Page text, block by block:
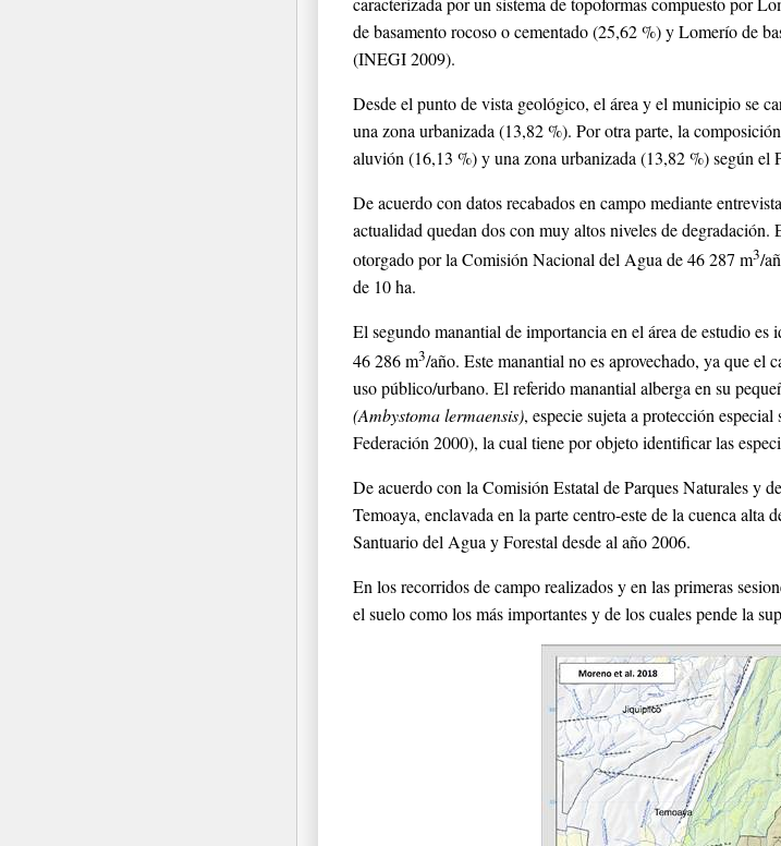
de basamento rocoso o cementado (25,62 %) y Lomerío de
(INEGI 2009).
Desde el punto de vista geológico, el área y el municipio se
una zona urbanizada (13,82 %). Por otra parte, la
aluvión (16,13 %) y una zona urbanizada (13,82 %) según
De acuerdo con datos recabados en campo mediante
actualidad quedan dos con muy altos niveles de
otorgado por la Comisión Nacional del Agua de 46 287 m3/
de 10 ha.
El segundo manantial de importancia en el área de estudio
46 286 m3/año. Este manantial no es aprovechado, ya que
uso público/urbano. El referido manantial alberga en su
(Ambystoma lermaensis), especie sujeta a protección
Federación 2000), la cual tiene por objeto identificar las
De acuerdo con la Comisión Estatal de Parques Naturales y
Temoaya, enclavada en la parte centro-este de la cuenca
Santuario del Agua y Forestal desde al año 2006.
En los recorridos de campo realizados y en las primeras
el suelo como los más importantes y de los cuales pende la